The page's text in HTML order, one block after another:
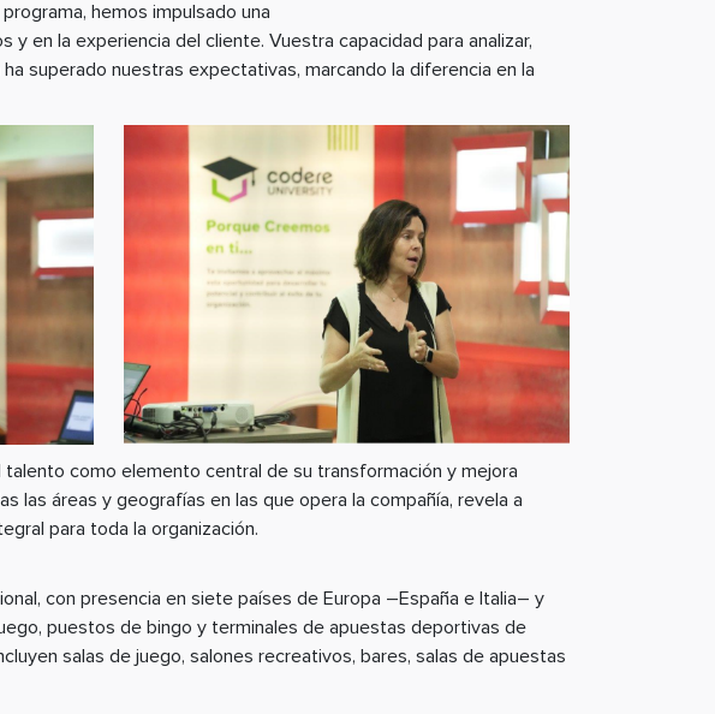
hemos impulsado una
en la experiencia del cliente. Vuestra capacidad para analizar,
superado nuestras expectativas, marcando la diferencia en la
como elemento central de su transformación y mejora
las áreas y geografías en las que opera la compañía, revela a
para toda la organización.
con presencia en siete países de Europa –España e Italia– y
puestos de bingo y terminales de apuestas deportivas de
salas de juego, salones recreativos, bares, salas de apuestas